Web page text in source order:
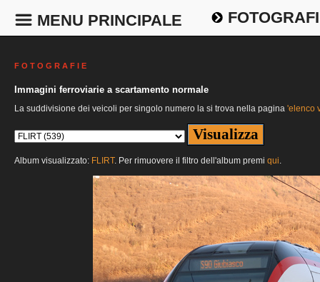
MENU PRINCIPALE
F O T O G R A F I E
Immagini ferroviarie a scartamento normale
La suddivisione dei veicoli per singolo numero la si trova nella pagina 'elenco
Album visualizzato: FLIRT. Per rimuovere il filtro dell'album premi qui.